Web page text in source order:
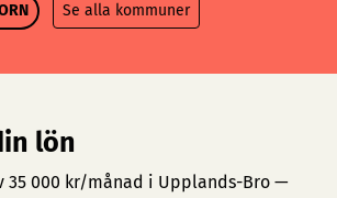
Se alla kommuner
lön
35 000 kr/månad i Upplands-Bro —